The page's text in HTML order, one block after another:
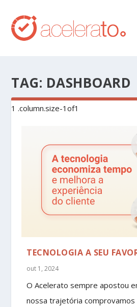
TAG: DASHBOARD
TECNOLOGIA A SEU
out 1, 2024
O Acelerato sempre apostou
nossa trajetória comprovamos